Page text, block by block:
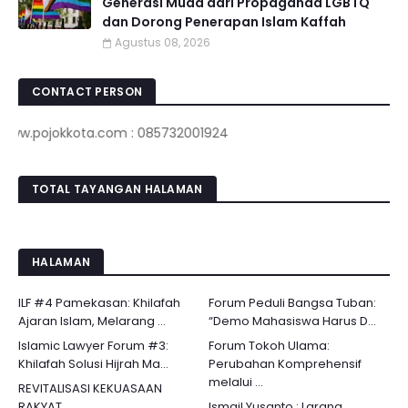
dan Dorong Penerapan Islam Kaffah
Agustus 08, 2026
CONTACT PERSON
: 085732001924
TOTAL TAYANGAN HALAMAN
HALAMAN
ILF #4 Pamekasan: Khilafah
Ajaran Islam, Melarang ...
Forum Peduli Bangsa Tuban:
“Demo Mahasiswa Harus D...
Islamic Lawyer Forum #3:
Khilafah Solusi Hijrah Ma...
Forum Tokoh Ulama:
Perubahan Komprehensif
melalui ...
REVITALISASI KEKUASAAN